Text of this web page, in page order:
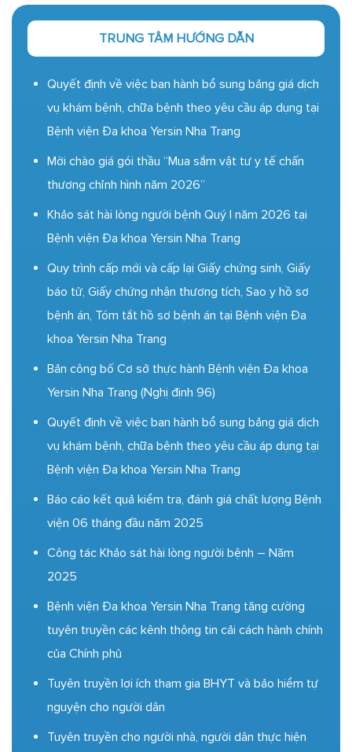
TRUNG TÂM HƯỚNG DẪN
Quyết định về việc ban hành bổ sung bảng giá dịch
vụ khám bệnh, chữa bệnh theo yêu cầu áp dụng tại
Bệnh viện Đa khoa Yersin Nha Trang
Mời chào giá gói thầu “Mua sắm vật tư y tế chấn
thương chỉnh hình năm 2026”
Khảo sát hài lòng người bệnh Quý I năm 2026 tại
Bệnh viện Đa khoa Yersin Nha Trang
Quy trình cấp mới và cấp lại Giấy chứng sinh, Giấy
báo tử, Giấy chứng nhận thương tích, Sao y hồ sơ
bệnh án, Tóm tắt hồ sơ bệnh án tại Bệnh viện Đa
khoa Yersin Nha Trang
Bản công bố Cơ sở thực hành Bệnh viện Đa khoa
Yersin Nha Trang (Nghị định 96)
Quyết định về việc ban hành bổ sung bảng giá dịch
vụ khám bệnh, chữa bệnh theo yêu cầu áp dụng tại
Bệnh viện Đa khoa Yersin Nha Trang
Báo cáo kết quả kiểm tra, đánh giá chất lượng Bệnh
viện 06 tháng đầu năm 2025
Công tác Khảo sát hài lòng người bệnh – Năm
2025
Bệnh viện Đa khoa Yersin Nha Trang tăng cường
tuyên truyền các kênh thông tin cải cách hành chính
của Chính phủ
Tuyên truyền lợi ích tham gia BHYT và bảo hiểm tự
nguyện cho người dân
Tuyên truyền cho người nhà, người dân thực hiện